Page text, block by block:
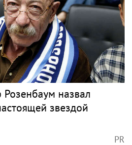
назвал
звездой
PR